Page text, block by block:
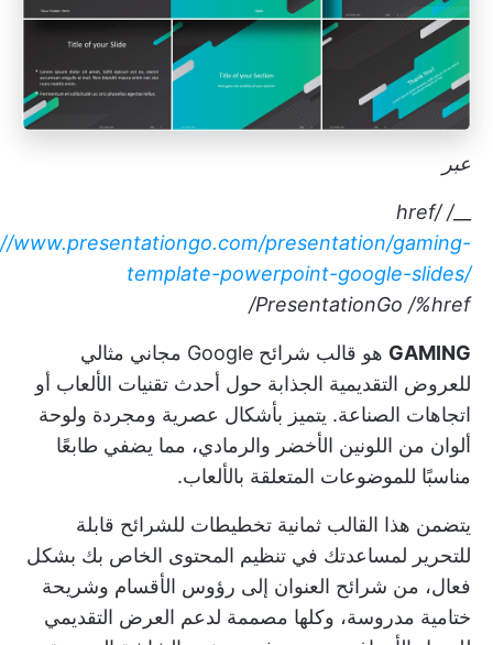
عبر
__
/ href/
www.presentationgo.com/presentation/gaming-
template-powerpoint-google-slides/
PresentationGo /%href/
GAMING
هو قالب شرائح Google مجاني مثالي
للعروض التقديمية الجذابة حول أحدث تقنيات الألعاب أو
اتجاهات الصناعة. يتميز بأشكال عصرية ومجردة ولوحة
ألوان من اللونين الأخضر والرمادي، مما يضفي طابعًا
مناسبًا للموضوعات المتعلقة بالألعاب.
يتضمن هذا القالب ثمانية تخطيطات للشرائح قابلة
للتحرير لمساعدتك في تنظيم المحتوى الخاص بك بشكل
فعال، من شرائح العنوان إلى رؤوس الأقسام وشريحة
ختامية مدروسة، وكلها مصممة لدعم العرض التقديمي